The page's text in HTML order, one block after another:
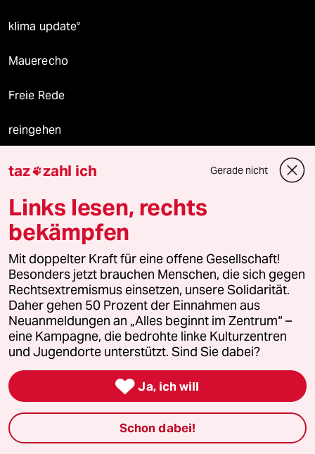
klima update°
Mauerecho
Freie Rede
reingehen
team zukunft
taz frisch
taz zahl ich
taz lab Infobrief
Veranstaltungen
Demnächst
taz zahl ich Gerade nicht
Links lesen, rechts
bekämpfen
Mit doppelter Kraft für eine offene Gesellschaft!
Besonders jetzt brauchen Menschen, die sich gegen
Rechtsextremismus einsetzen, unsere Solidarität.
Daher gehen 50 Prozent der Einnahmen aus
Neuanmeldungen an „Alles beginnt im Zentrum“ –
eine Kampagne, die bedrohte linke Kulturzentren
und Jugendorte unterstützt. Sind Sie dabei?
 Ja, ich will
Schon dabei!